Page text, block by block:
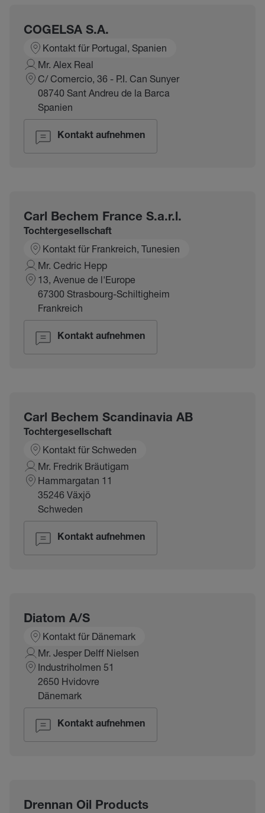
COGELSA S.A.
Kontakt für Portugal, Spanien
Mr. Alex Real
C/ Comercio, 36 - P.I. Can Sunyer
08740 Sant Andreu de la Barca
Spanien
Kontakt aufnehmen
Carl Bechem France S.a.r.l.
Tochtergesellschaft
Kontakt für Frankreich, Tunesien
Mr. Cedric Hepp
13, Avenue de l'Europe
67300 Strasbourg-Schiltigheim
Frankreich
Kontakt aufnehmen
Carl Bechem Scandinavia AB
Tochtergesellschaft
Kontakt für Schweden
Mr. Fredrik Bräutigam
Hammargatan 11
35246 Växjö
Schweden
Kontakt aufnehmen
Diatom A/S
Kontakt für Dänemark
Mr. Jesper Delff Nielsen
Industriholmen 51
2650 Hvidovre
Dänemark
Kontakt aufnehmen
Drennan Oil Products